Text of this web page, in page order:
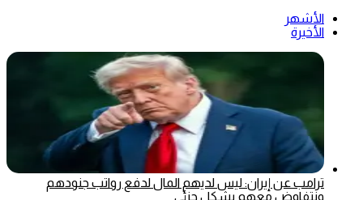
الأشهر
الأخيرة
ترامب عن إيران: ليس لديهم المال لدفع رواتب جنودهم
ونتفاوض معهم بشكل جزئي